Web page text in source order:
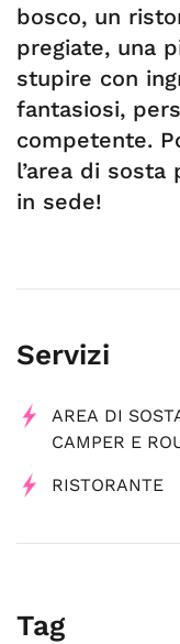
bosco, un
pregiate, una
stupire con
fantasiosi,
competente.
l’area di sosta
in sede!
Servizi
AREA DI
CAMPER E
RISTORANTE
Tag